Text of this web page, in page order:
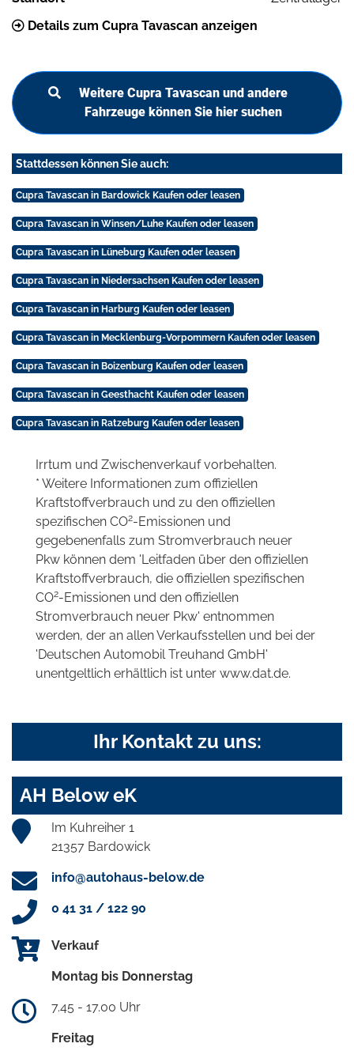
Details zum Cupra Tavascan anzeigen
Weitere Cupra Tavascan und andere
Fahrzeuge können Sie hier suchen
Stattdessen können Sie auch:
Cupra Tavascan in Bardowick Kaufen oder leasen
Cupra Tavascan in Winsen/Luhe Kaufen oder leasen
Cupra Tavascan in Lüneburg Kaufen oder leasen
Cupra Tavascan in Niedersachsen Kaufen oder leasen
Cupra Tavascan in Harburg Kaufen oder leasen
Cupra Tavascan in Mecklenburg-Vorpommern Kaufen oder leasen
Cupra Tavascan in Boizenburg Kaufen oder leasen
Cupra Tavascan in Geesthacht Kaufen oder leasen
Cupra Tavascan in Ratzeburg Kaufen oder leasen
Irrtum und Zwischenverkauf vorbehalten.
* Weitere Informationen zum offiziellen
Kraftstoffverbrauch und zu den offiziellen
spezifischen CO2-Emissionen und
gegebenenfalls zum Stromverbrauch neuer
Pkw können dem 'Leitfaden über den offiziellen
Kraftstoffverbrauch, die offiziellen spezifischen
CO2-Emissionen und den offiziellen
Stromverbrauch neuer Pkw' entnommen
werden, der an allen Verkaufsstellen und bei der
'Deutschen Automobil Treuhand GmbH'
unentgeltlich erhältlich ist unter www.dat.de.
Ihr Kontakt zu uns:
AH Below eK
Im Kuhreiher 1
21357 Bardowick
info@autohaus-below.de
0 41 31 / 122 90
Verkauf
Montag bis Donnerstag
7.45 - 17.00 Uhr
Freitag